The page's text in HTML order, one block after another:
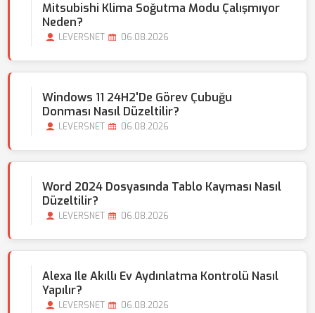
Mitsubishi Klima Soğutma Modu Çalışmıyor
Neden?
LEVERSNET 06.08.2026
Windows 11 24H2'de Görev Çubuğu
Donması Nasıl Düzeltilir?
LEVERSNET 06.08.2026
Word 2024 Dosyasında Tablo Kayması Nasıl
Düzeltilir?
LEVERSNET 06.08.2026
Alexa Ile Akıllı Ev Aydınlatma Kontrolü Nasıl
Yapılır?
LEVERSNET 06.08.2026